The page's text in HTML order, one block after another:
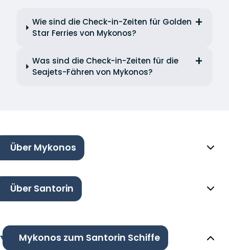
Wie sind die Check-in-Zeiten für Golden
Star Ferries von Mykonos?
Was sind die Check-in-Zeiten für die
Seajets-Fähren von Mykonos?
Über Mykonos
Über Santorin
Mykonos zum Santorin Schiffe